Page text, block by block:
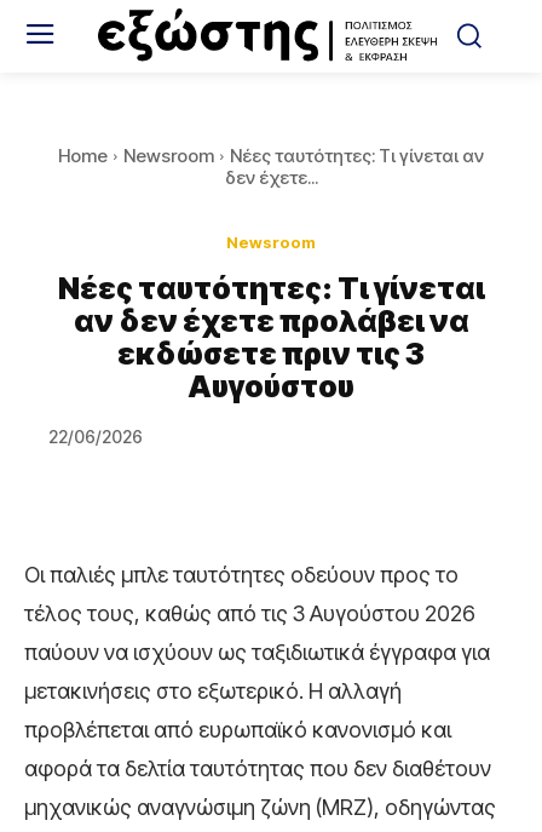
Home Newsroom
Νέες ταυτότητες: Τι γίνεται αν
δεν έχετε...
Newsroom
Νέες ταυτότητες: Τι γίνεται
αν δεν έχετε προλάβει να
εκδώσετε πριν τις 3
Αυγούστου
22/06/2026
Οι παλιές μπλε ταυτότητες οδεύουν προς το
τέλος τους, καθώς από τις 3 Αυγούστου 2026
παύουν να ισχύουν ως ταξιδιωτικά έγγραφα για
μετακινήσεις στο εξωτερικό. Η αλλαγή
προβλέπεται από ευρωπαϊκό κανονισμό και
αφορά τα δελτία ταυτότητας που δεν διαθέτουν
μηχανικώς αναγνώσιμη ζώνη (MRZ), οδηγώντας